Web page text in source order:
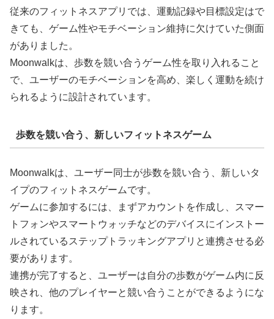
従来のフィットネスアプリでは、運動記録や目標設定はで
きても、ゲーム性やモチベーション維持に欠けていた側面
がありました。
Moonwalkは、歩数を競い合うゲーム性を取り入れること
で、ユーザーのモチベーションを高め、楽しく運動を続け
られるように設計されています。
歩数を競い合う、新しいフィットネスゲーム
Moonwalkは、ユーザー同士が歩数を競い合う、新しいタ
イプのフィットネスゲームです。
ゲームに参加するには、まずアカウントを作成し、スマー
トフォンやスマートウォッチなどのデバイスにインストー
ルされているステップトラッキングアプリと連携させる必
要があります。
連携が完了すると、ユーザーは自分の歩数がゲーム内に反
映され、他のプレイヤーと競い合うことができるようにな
ります。